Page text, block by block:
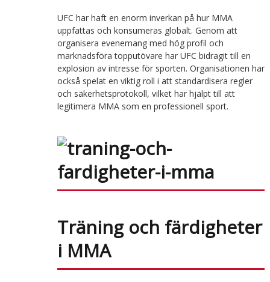
UFC har haft en enorm inverkan på hur MMA
uppfattas och konsumeras globalt. Genom att
organisera evenemang med hög profil och
marknadsföra topputövare har UFC bidragit till en
explosion av intresse för sporten. Organisationen har
också spelat en viktig roll i att standardisera regler
och säkerhetsprotokoll, vilket har hjälpt till att
legitimera MMA som en professionell sport.
Träning och färdigheter
i MMA